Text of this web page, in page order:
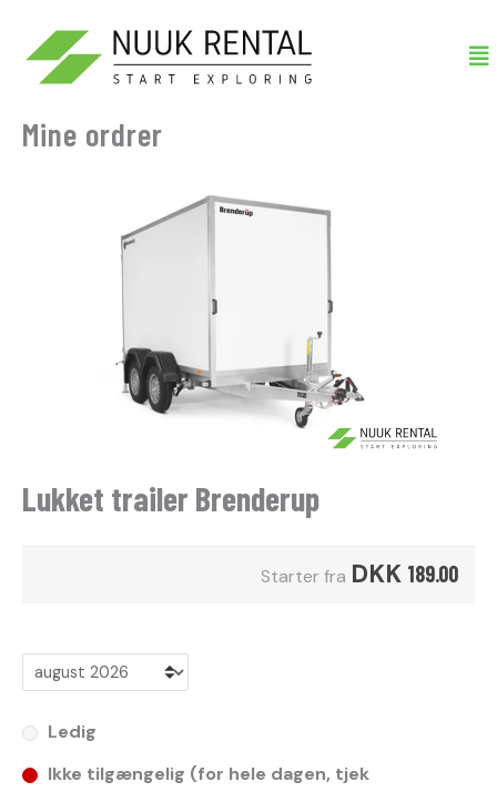
indholdet
Mine ordrer
Lukket trailer Brenderup
Starter fra DKK 189.00
Ledig
Ikke tilgængelig (for hele dagen, tjek